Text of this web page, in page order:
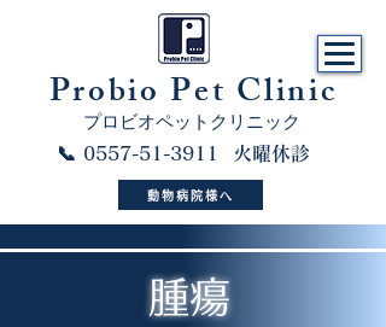
​Probio Pet Clinic
プロビオペットクリニック
📞 0557-51-3911 火曜休診
動物病院様へ
​腫瘍